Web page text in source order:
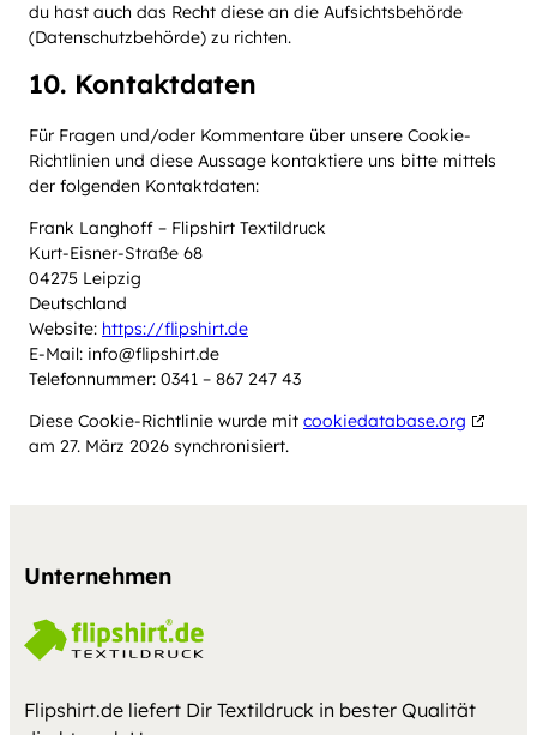
du hast auch das Recht diese an die Aufsichtsbehörde
(Datenschutzbehörde) zu richten.
10. Kontaktdaten
Für Fragen und/oder Kommentare über unsere Cookie-
Richtlinien und diese Aussage kontaktiere uns bitte mittels
der folgenden Kontaktdaten:
Frank Langhoff – Flipshirt Textildruck
Kurt-Eisner-Straße 68
04275 Leipzig
Deutschland
Website: https://flipshirt.de
E-Mail: info@flipshirt.de
Telefonnummer: 0341 – 867 247 43
Diese Cookie-Richtlinie wurde mit cookiedatabase.org
am 27. März 2026 synchronisiert.
Unternehmen
Flipshirt.de liefert Dir Textildruck in bester Qualität